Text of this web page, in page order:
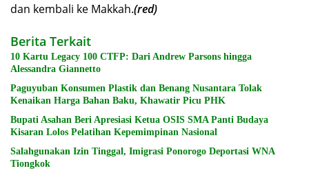
dan kembali ke Makkah.(red)
Berita Terkait
10 Kartu Legacy 100 CTFP: Dari Andrew Parsons hingga
Alessandra Giannetto
Paguyuban Konsumen Plastik dan Benang Nusantara Tolak
Kenaikan Harga Bahan Baku, Khawatir Picu PHK
Bupati Asahan Beri Apresiasi Ketua OSIS SMA Panti Budaya
Kisaran Lolos Pelatihan Kepemimpinan Nasional
Salahgunakan Izin Tinggal, Imigrasi Ponorogo Deportasi WNA
Tiongkok